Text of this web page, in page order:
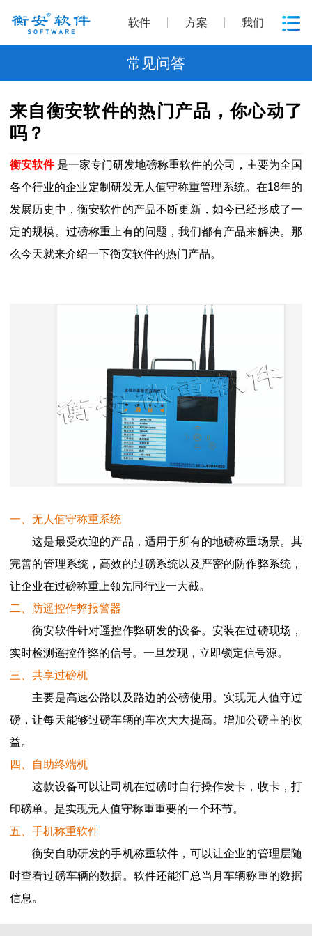
软件 方案 我们
常见问答
来自衡安软件的热门产品，你心动了
吗？
衡安软件 是一家专门研发地磅称重软件的公司，主要为全国
各个行业的企业定制研发无人值守称重管理系统。在18年的
发展历史中，衡安软件的产品不断更新，如今已经形成了一
定的规模。过磅称重上有的问题，我们都有产品来解决。那
么今天就来介绍一下衡安软件的热门产品。
一、无人值守称重系统
这是最受欢迎的产品，适用于所有的地磅称重场景。其
完善的管理系统，高效的过磅系统以及严密的防作弊系统，
让企业在过磅称重上领先同行业一大截。
二、
防遥控作弊报警器
衡安软件针对遥控作弊研发的设备。安装在过磅现场，
实时检测遥控作弊的信号。一旦发现，立即锁定信号源。
三、共享过磅机
主要是高速公路以及路边的公磅使用。实现无人值守过
磅，让每天能够过磅车辆的车次大大提高。增加公磅主的收
益。
四、自助终端机
这款设备可以让司机在过磅时自行操作发卡，收卡，打
印磅单。是实现无人值守称重重要的一个环节。
五、手机称重软件
衡安自助研发的手机称重软件，可以让企业的管理层随
时查看过磅车辆的数据。软件还能汇总当月车辆称重的数据
信息。